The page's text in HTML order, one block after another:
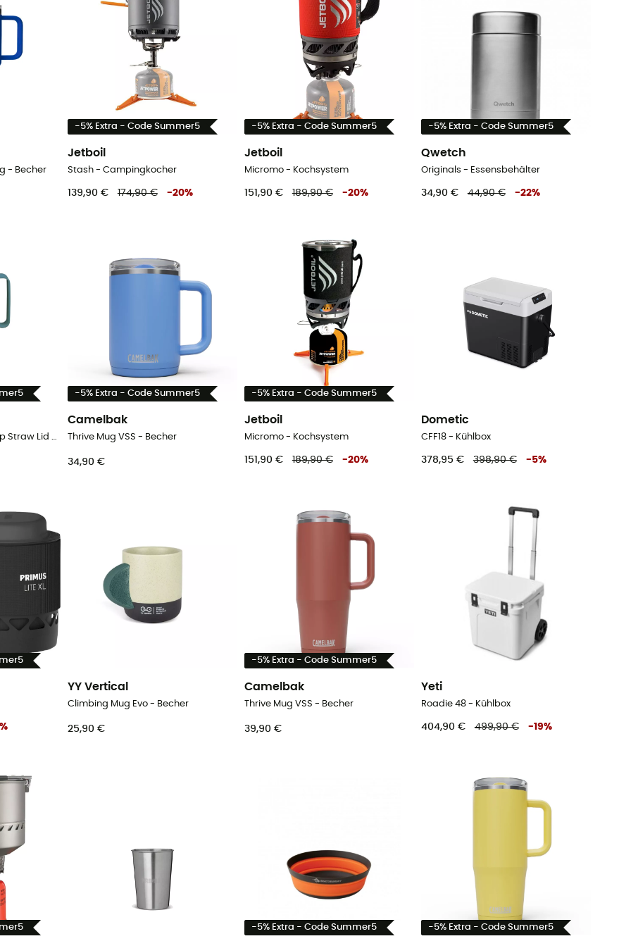
- Becher
-5% Extra - Code Summer5
Jetboil
Stash - Campingkocher
139,90 € 174,90 € -20%
-5% Extra - Code Summer5
Jetboil
Micromo - Kochsystem
151,90 € 189,90 € -20%
-5% Extra - Code Summer5
Qwetch
Originals - Essensbehälter
34,90 € 44,90 € -22%
Rise Tumbler 36 oz w/ Flip Straw Lid - Becher
-5% Extra - Code Summer5
Camelbak
Thrive Mug VSS - Becher
34,90 €
-5% Extra - Code Summer5
Jetboil
Micromo - Kochsystem
151,90 € 189,90 € -20%
Dometic
CFF18 - Kühlbox
378,95 € 398,90 € -5%
YY Vertical
Climbing Mug Evo - Becher
25,90 €
-5% Extra - Code Summer5
Camelbak
Thrive Mug VSS - Becher
39,90 €
Yeti
Roadie 48 - Kühlbox
404,90 € 499,90 € -19%
-5% Extra - Code Summer5 -5% Extra - Code Summer5